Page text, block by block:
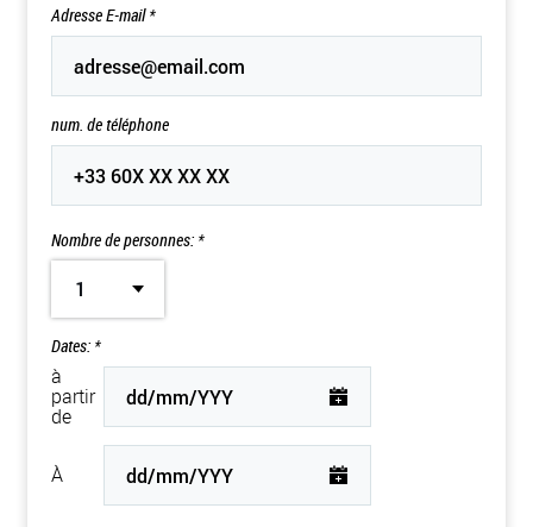
Adresse E-mail*
num. de téléphone
Nombre de personnes: *
1
Dates: *
à
partir
de
À